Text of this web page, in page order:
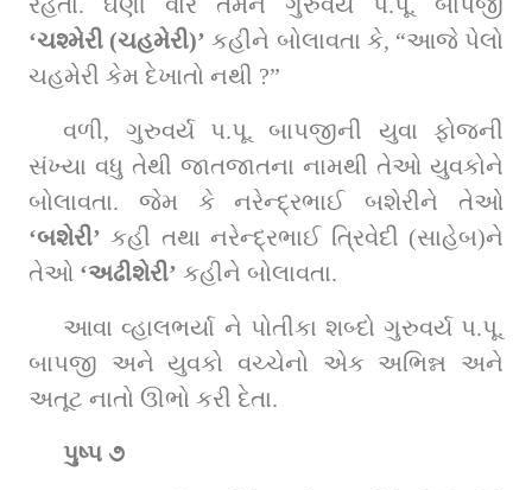
‘ચશ્મેરી (ચહમેરી)’ કહીને બોલાવતા કે, “આજે પેલો
ચહમેરી કેમ દેખાતો નથી ?”
વળી, ગુરુવર્ય પ.પૂ. બાપજીની યુવા ફોજની
સંખ્યા વધુ તેથી જાતજાતના નામથી તેઓ યુવકોને
‘બશેરી’ કહી તથા નરેન્દ્રભાઈ ત્રિવેદી (સાહેબ)ને
તેઓ ‘અઢીશેરી’ કહીને બોલાવતા.
આવા વ્હાલભર્યા ને પોતીકા શબ્દો ગુરુવર્ય પ.પૂ.
બાપજી અને યુવકો વચ્ચેનો એક અભિન્ન અને
અતૂટ નાતો ઊભો કરી દેતા.
પુષ્પ ૭